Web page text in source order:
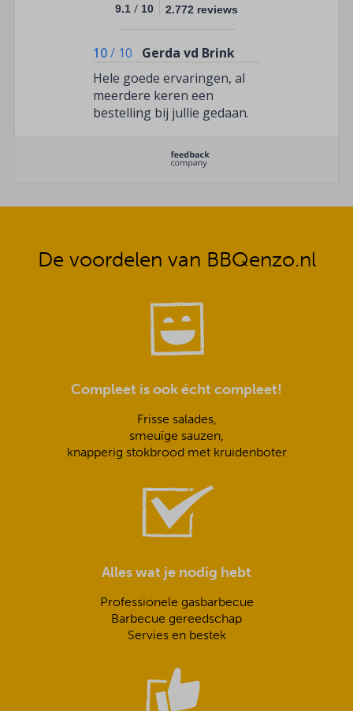
9.1 / 10 2.772 reviews
10/ 10
Gerda vd Brink
Hele goede ervaringen, al
meerdere keren een
bestelling bij jullie gedaan.
De voordelen van BBQenzo.nl
Compleet is ook écht compleet!
Frisse salades,
smeuïge sauzen,
knapperig stokbrood met kruidenboter
Alles wat je nodig hebt
Professionele gasbarbecue
Barbecue gereedschap
Servies en bestek